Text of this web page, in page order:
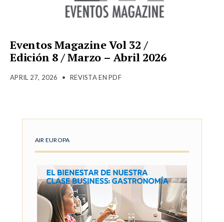
Eventos Magazine Vol 32 /
Edición 8 / Marzo – Abril 2026
APRIL 27, 2026 • REVISTA EN PDF
AIR EUROPA